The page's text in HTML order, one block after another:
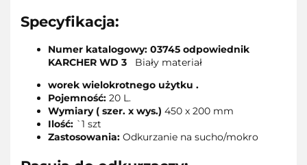
Specyfikacja:
Numer katalogowy: 03745 odpowiednik
KARCHER WD 3
Biały materiał
worek wielokrotnego użytku .
Pojemność: 20 L.
Wymiary ( szer. x wys.) 450 x 200 mm
Ilość: `1 szt
Zastosowania: Odkurzanie na sucho/mokro